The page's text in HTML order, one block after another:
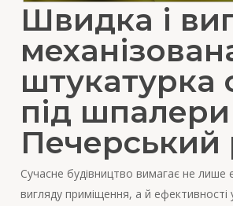
Швидка і
штукатурка
під шпалери
Печерський
Сучасне будівництво вимагає не лише
вигляду приміщення, а й ефективності